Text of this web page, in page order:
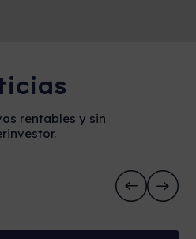
rentables y sin